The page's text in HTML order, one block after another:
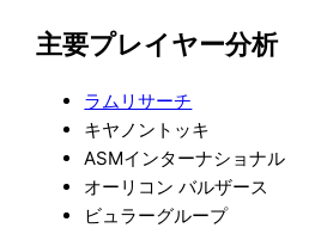
主要プレイヤー分析
ラムリサーチ
キヤノントッキ
ASMインターナショナル
オーリコン バルザース
ビュラーグループ